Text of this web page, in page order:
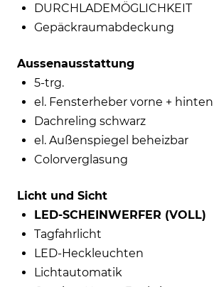
DURCHLADEMÖGLICHKEIT
Gepäckraumabdeckung
Aussenausstattung
5-trg.
el. Fensterheber vorne + hinten
Dachreling schwarz
el. Außenspiegel beheizbar
Colorverglasung
Licht und Sicht
LED-SCHEINWERFER (VOLL)
Tagfahrlicht
LED-Heckleuchten
Lichtautomatik